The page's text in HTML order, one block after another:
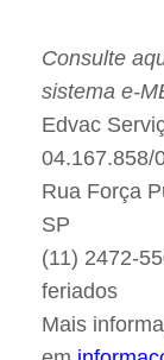
Consulte
sistema e-
Edvac
04.167.858/
Rua Força
SP
(11) 2472-
feriados
Mais